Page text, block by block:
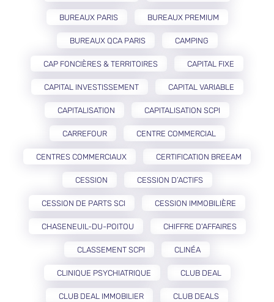
BUREAUX PARIS BUREAUX PREMIUM
BUREAUX QCA PARIS CAMPING
CAP FONCIÈRES & TERRITOIRES CAPITAL FIXE
CAPITAL INVESTISSEMENT CAPITAL VARIABLE
CAPITALISATION CAPITALISATION SCPI
CARREFOUR CENTRE COMMERCIAL
CENTRES COMMERCIAUX CERTIFICATION BREEAM
CESSION CESSION D’ACTIFS
CESSION DE PARTS SCI CESSION IMMOBILIÈRE
CHASENEUIL-DU-POITOU CHIFFRE D'AFFAIRES
CLASSEMENT SCPI CLINÉA
CLINIQUE PSYCHIATRIQUE CLUB DEAL
CLUB DEAL IMMOBILIER CLUB DEALS